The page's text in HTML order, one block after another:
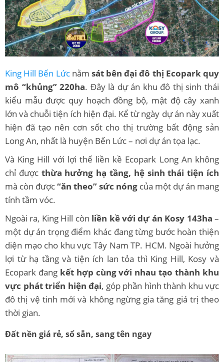
King Hill Bến Lứcnằm sát bên đại đô thị Ecopark quy
mô “khủng” 220ha. Đây là dự án khu đô thị sinh thái
kiểu mẫu được quy hoạch đồng bộ, mật độ cây xanh
lớn và chuỗi tiện ích hiện đại. Kể từ ngày dự án này xuất
hiện đã tạo nên cơn sốt cho thị trường bất động sản
Long An, nhất là huyện Bến Lức – nơi dự án tọa lạc.
Và King Hill với lợi thế liền kề Ecopark Long An không
chỉ được thừa hưởng hạ tầng, hệ sinh thái tiện ích
mà còn được“ăn theo” sức nóng của một dự án mang
tính tầm vóc.
Ngoài ra, King Hill còn liền kề với dự án Kosy 143ha –
một dự án trọng điểm khác đang từng bước hoàn thiện
diện mạo cho khu vực Tây Nam TP. HCM. Ngoài hưởng
lợi từ hạ tầng và tiện ích lan tỏa thì King Hill, Kosy và
Ecopark đang kết hợp cùng với nhau tạo thành khu
vực phát triển hiện đại, góp phần hình thành khu vực
đô thị vệ tinh mới và không ngừng gia tăng giá trị theo
thời gian.
Đất nền giá rẻ, sổ sẵn, sang tên ngay